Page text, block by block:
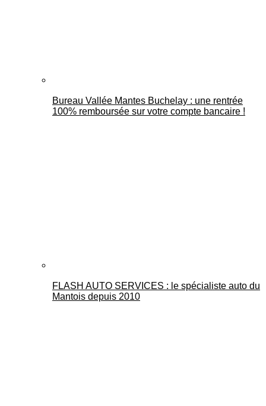
Bureau Vallée Mantes Buchelay : une rentrée
100% remboursée sur votre compte bancaire !
FLASH AUTO SERVICES : le spécialiste auto du
Mantois depuis 2010